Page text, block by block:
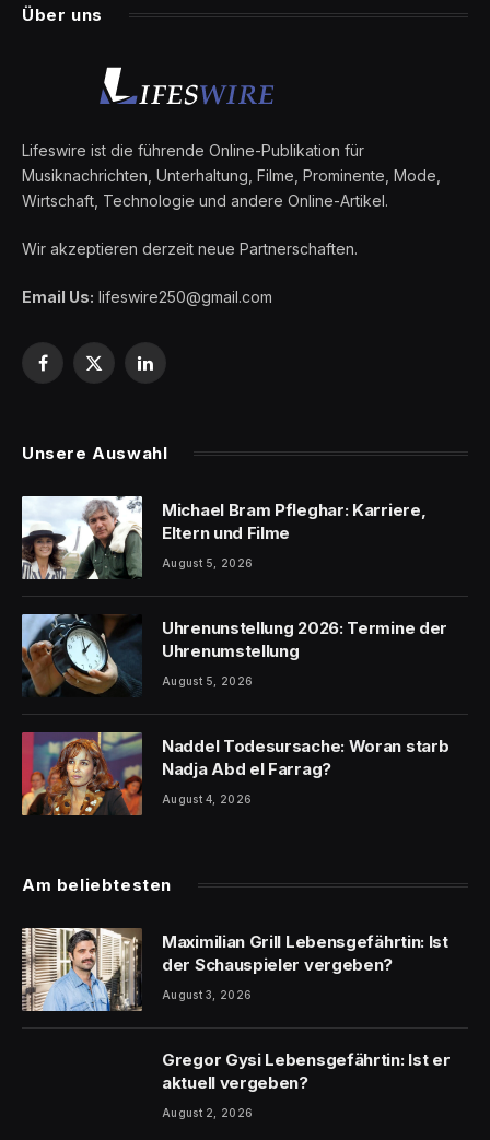
Über uns
Lifeswire ist die führende Online-Publikation für
Musiknachrichten, Unterhaltung, Filme, Prominente, Mode,
Wirtschaft, Technologie und andere Online-Artikel.
Wir akzeptieren derzeit neue Partnerschaften.
Email Us: lifeswire250@gmail.com
Facebook
X
LinkedIn
Unsere Auswahl
Michael Bram Pfleghar: Karriere,
Eltern und Filme
August 5, 2026
Uhrenunstellung 2026: Termine der
Uhrenumstellung
August 5, 2026
Naddel Todesursache: Woran starb
Nadja Abd el Farrag?
August 4, 2026
Am beliebtesten
Maximilian Grill Lebensgefährtin: Ist
der Schauspieler vergeben?
August 3, 2026
Gregor Gysi Lebensgefährtin: Ist er
aktuell vergeben?
August 2, 2026